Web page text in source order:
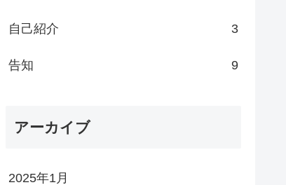
自己紹介 3
告知 9
アーカイブ
2025年1月